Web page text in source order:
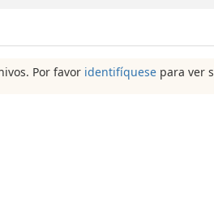
Por favor identifíquese para ver